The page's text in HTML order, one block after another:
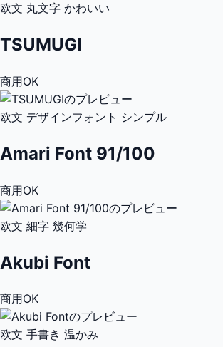
欧文 丸文字 かわいい
TSUMUGI
商用OK
欧文 デザインフォント シンプル
Amari Font 91/100
商用OK
欧文 細字 幾何学
Akubi Font
商用OK
欧文 手書き 温かみ